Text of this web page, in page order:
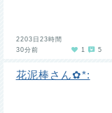
2203日23時間
30分前
1 5
花泥棒さん✿*: